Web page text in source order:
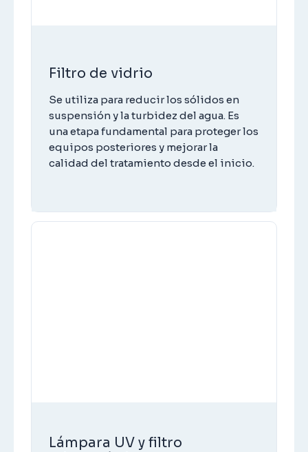
Filtro de vidrio
Se utiliza para reducir los sólidos en
suspensión y la turbidez del agua. Es
una etapa fundamental para proteger los
equipos posteriores y mejorar la
calidad del tratamiento desde el inicio.
Lámpara UV y filtro